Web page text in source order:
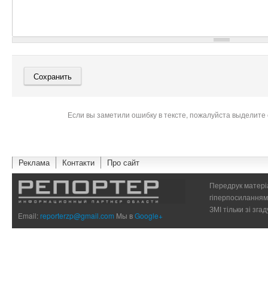
Если вы заметили ошибку в тексте, пожалуйста
Реклама Контакти Про сайт
Email:reporterzp@gmail.com Мы вGoogle+
Передрук
ЗМІ тільки зі